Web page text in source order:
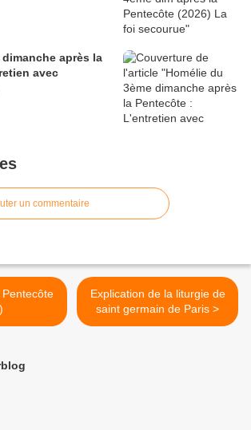
après la
avec
un commentaire
Explication de la liturgie de
saint germain de Paris >